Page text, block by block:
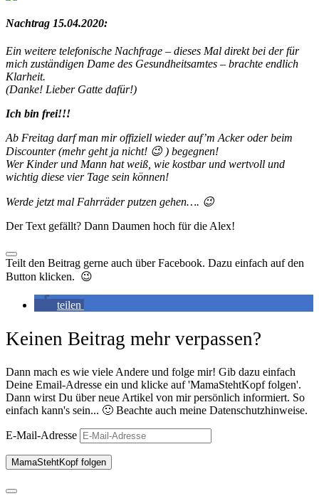
Nachtrag 15.04.2020:
Ein weitere telefonische Nachfrage – dieses Mal direkt bei der für
mich zuständigen Dame des Gesundheitsamtes – brachte endlich
Klarheit.
(Danke! Lieber Gatte dafür!)
Ich bin frei!!!
Ab Freitag darf man mir offiziell wieder auf’m Acker oder beim
Discounter (mehr geht ja nicht! 😉 ) begegnen!
Wer Kinder und Mann hat weiß, wie kostbar und wertvoll und
wichtig diese vier Tage sein können!
Werde jetzt mal Fahrräder putzen gehen…. 😉
Der Text gefällt? Dann Daumen hoch für die Alex!
Teilt den Beitrag gerne auch über Facebook. Dazu einfach auf den
Button klicken. 😉
teilen
Keinen Beitrag mehr verpassen?
Dann mach es wie viele Andere und folge mir! Gib dazu einfach
Deine Email-Adresse ein und klicke auf 'MamaStehtKopf folgen'.
Dann wirst Du über neue Artikel von mir persönlich informiert. So
einfach kann's sein... 🙂 Beachte auch meine Datenschutzhinweise.
E-Mail-Adresse
MamaStehtKopf folgen